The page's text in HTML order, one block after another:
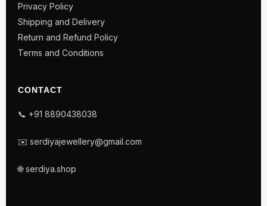
Privacy Policy
Shipping and Delivery
Return and Refund Policy
Terms and Conditions
CONTACT
📞 +91 8890438038
✉️ serdiyajewellery@gmail.com
🌐 serdiya.shop